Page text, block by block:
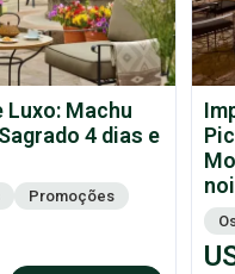
Luxo: Machu
4 dias e
Promoções